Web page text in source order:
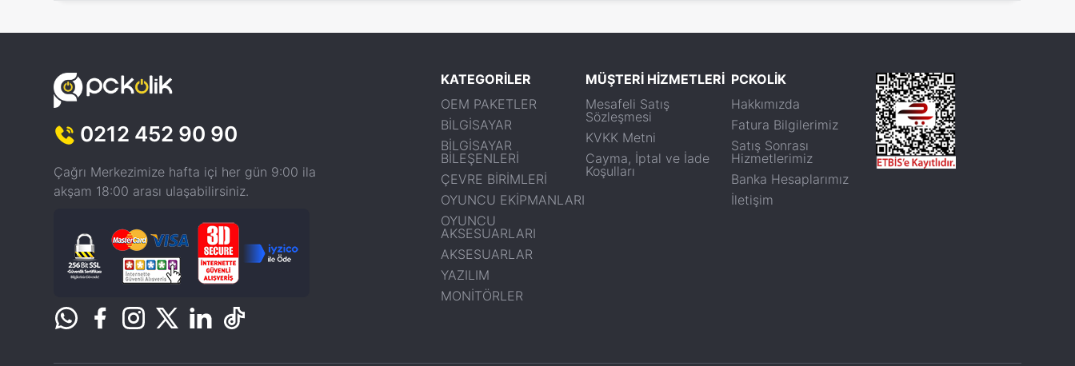
0212 452 90 90
Çağrı Merkezimize hafta içi her gün 9:00 ila
akşam 18:00 arası ulaşabilirsiniz.
KATEGORİLER
OEM PAKETLER
BİLGİSAYAR
BİLGİSAYAR
BİLEŞENLERİ
ÇEVRE BİRİMLERİ
OYUNCU EKİPMANLARI
OYUNCU
AKSESUARLARI
AKSESUARLAR
YAZILIM
MONİTÖRLER
MÜŞTERİ HİZMETLERİ
Mesafeli Satış
Sözleşmesi
KVKK Metni
Cayma, İptal ve İade
Koşulları
PCKOLİK
Hakkımızda
Fatura Bilgilerimiz
Satış Sonrası
Hizmetlerimiz
Banka Hesaplarımız
İletişim